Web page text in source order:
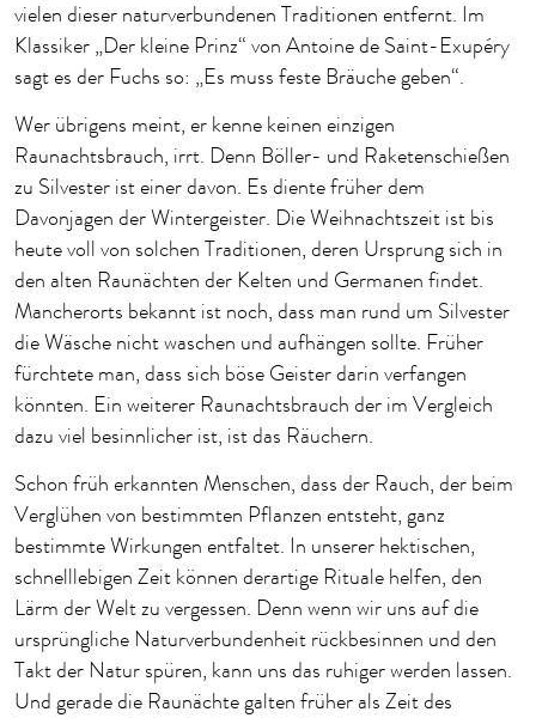
vielen dieser naturverbundenen Traditionen entfernt. Im
Klassiker „Der kleine Prinz“ von Antoine de Saint-Exupéry
sagt es der Fuchs so: „Es muss feste Bräuche geben“.
Wer übrigens meint, er kenne keinen einzigen
Raunachtsbrauch, irrt. Denn Böller- und Raketenschießen
zu Silvester ist einer davon. Es diente früher dem
Davonjagen der Wintergeister. Die Weihnachtszeit ist bis
heute voll von solchen Traditionen, deren Ursprung sich in
den alten Raunächten der Kelten und Germanen findet.
Mancherorts bekannt ist noch, dass man rund um Silvester
die Wäsche nicht waschen und aufhängen sollte. Früher
fürchtete man, dass sich böse Geister darin verfangen
könnten. Ein weiterer Raunachtsbrauch der im Vergleich
dazu viel besinnlicher ist, ist das Räuchern.
Schon früh erkannten Menschen, dass der Rauch, der beim
Verglühen von bestimmten Pflanzen entsteht, ganz
bestimmte Wirkungen entfaltet. In unserer hektischen,
schnelllebigen Zeit können derartige Rituale helfen, den
Lärm der Welt zu vergessen. Denn wenn wir uns auf die
ursprüngliche Naturverbundenheit rückbesinnen und den
Takt der Natur spüren, kann uns das ruhiger werden lassen.
Und gerade die Raunächte galten früher als Zeit des